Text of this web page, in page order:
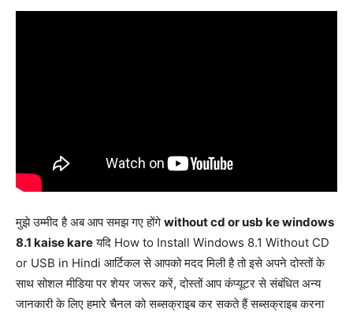
मुझे उम्मीद है अब आप समझ गए होंगे without cd or usb ke windows
8.1 kaise kareयदि How to Install Windows 8.1 Without CD
or USB in Hindi आर्टिकल से आपको मदद मिली है तो इसे अपने दोस्तों के
साथ सोशल मीडिया पर शेयर जरूर करें, दोस्तों आप कंप्यूटर से संबंधित अन्य
जानकारी के लिए हमारे चैनल को सब्सक्राइब कर सकते हैं सब्सक्राइब करना